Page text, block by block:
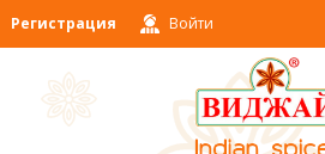
Регистрация Войти